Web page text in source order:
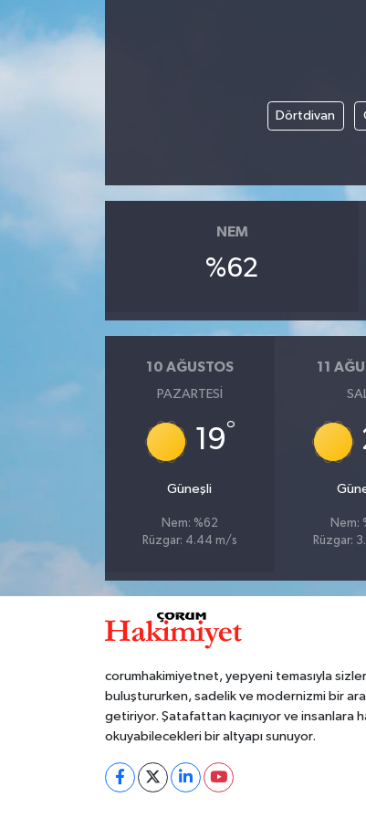
Dörtdivan
NEM
%62
10 AĞUSTOS
PAZARTESI
19°
Güneşli
Nem: %62
Rüzgar: 4.44 m/s
11
Nem:
Rüzgar:
corumhakimiyetnet, yepyeni temasıyla
buluştururken, sadelik ve modernizmi bir
getiriyor. Şatafattan kaçınıyor ve insanlara
okuyabilecekleri bir altyapı sunuyor.
İLÇELER